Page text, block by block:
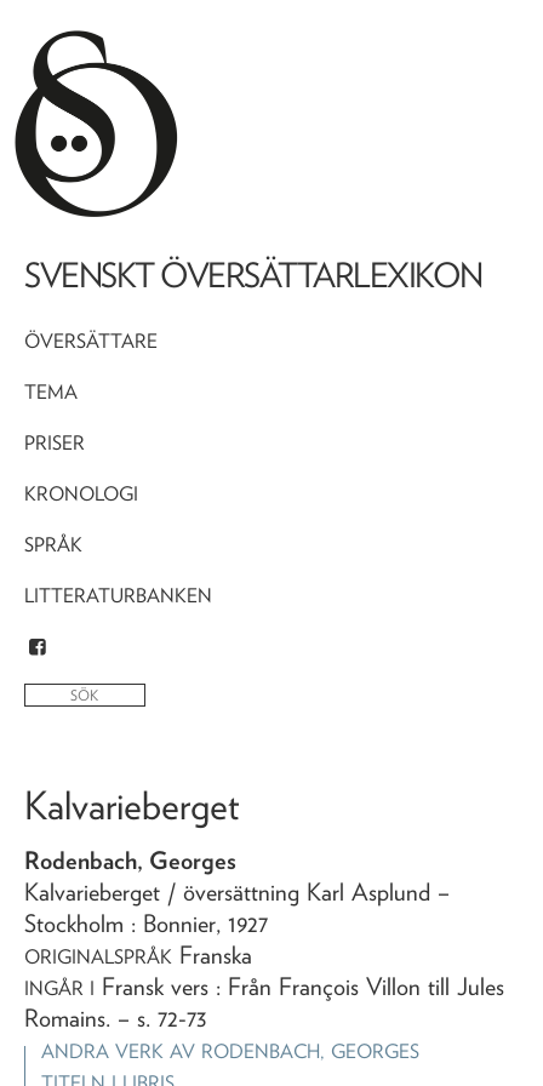
SVENSKT ÖVERSÄTTARLEXIKON
ÖVERSÄTTARE
TEMA
PRISER
KRONOLOGI
SPRÅK
LITTERATURBANKEN
Kalvarieberget
Rodenbach, Georges
Kalvarieberget / översättning Karl Asplund –
Stockholm : Bonnier, 1927
ORIGINALSPRÅK Franska
INGÅR I Fransk vers : Från François Villon till Jules
Romains. – s. 72-73
ANDRA VERK AV RODENBACH, GEORGES